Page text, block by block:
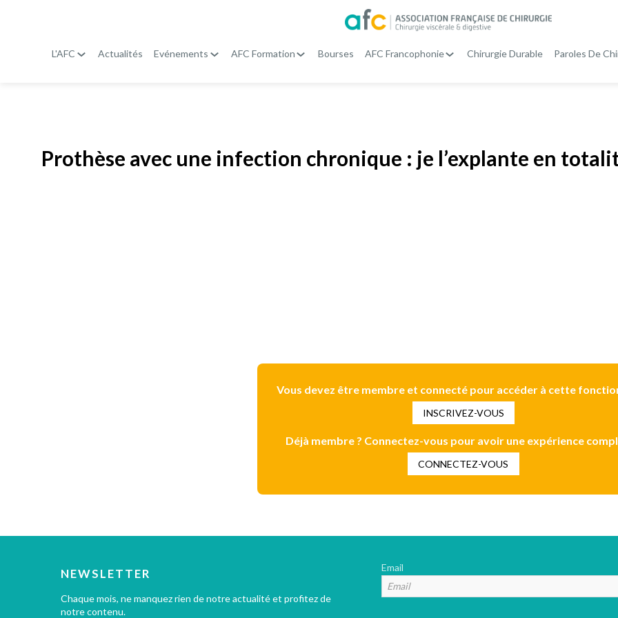
L'AFC Actualités Evénements AFC Formation Bourses AFC Francophonie Chirurgie Durable Paroles De
Prothèse avec une infection chronique : je l’explante en
Vous devez être membre et connecté pour accéder à cette
INSCRIVEZ-VOUS
Déjà membre ? Connectez-vous pour avoir une expérience
CONNECTEZ-VOUS
NEWSLETTER
Chaque mois, ne manquez rien de notre actualité et profitez de
notre contenu.
Email